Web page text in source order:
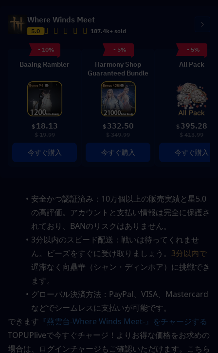
Where Winds Meet
5.0 187.4k+ sold
- 10%
Baaing Rambler
$ 18.13
$ 19.99
今すぐ購入
- 5%
Harmony Shop
Guaranteed Bundle
$ 332.50
$ 349.99
今すぐ購入
- 5%
All Pack
$ 395.28
$ 413.99
今すぐ購入
安全かつ認証済み：10万個以上の販売実績と星5.0
の高評価。アカウントと支払い情報は完全に保護さ
れており、BANのリスクはありません。
3分以内のスピード配送：戦いは待ってくれませ
ん。ビーズをすぐに受け取りましょう。 3分以内で
遅滞なく向鼎華（シャン・ディンホア）に挑戦でき
ます。
グローバル決済方法：PayPal、VISA、Mastercard
などでシームレスに支払いが可能です。
できます 『燕雲台-Where Winds Meet-』をチャージする
TOPUPliveで今すぐチャージ！よりお得な価格をお求めの
場合は、ログインチャージもご確認いただけます。こちら